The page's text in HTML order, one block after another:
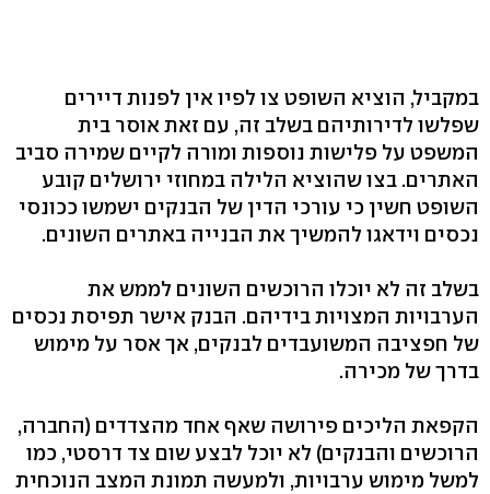
במקביל, הוציא השופט צו לפיו אין לפנות דיירים
שפלשו לדירותיהם בשלב זה, עם זאת אוסר בית
המשפט על פלישות נוספות ומורה לקיים שמירה סביב
האתרים. בצו שהוציא הלילה במחוזי ירושלים קובע
השופט חשין כי עורכי הדין של הבנקים ישמשו ככונסי
נכסים וידאגו להמשיך את הבנייה באתרים השונים.
בשלב זה לא יוכלו הרוכשים השונים לממש את
הערבויות המצויות בידיהם. הבנק אישר תפיסת נכסים
של חפציבה המשועבדים לבנקים, אך אסר על מימוש
בדרך של מכירה.
הקפאת הליכים פירושה שאף אחד מהצדדים (החברה,
הרוכשים והבנקים) לא יוכל לבצע שום צד דרסטי, כמו
למשל מימוש ערבויות, ולמעשה תמונת המצב הנוכחית